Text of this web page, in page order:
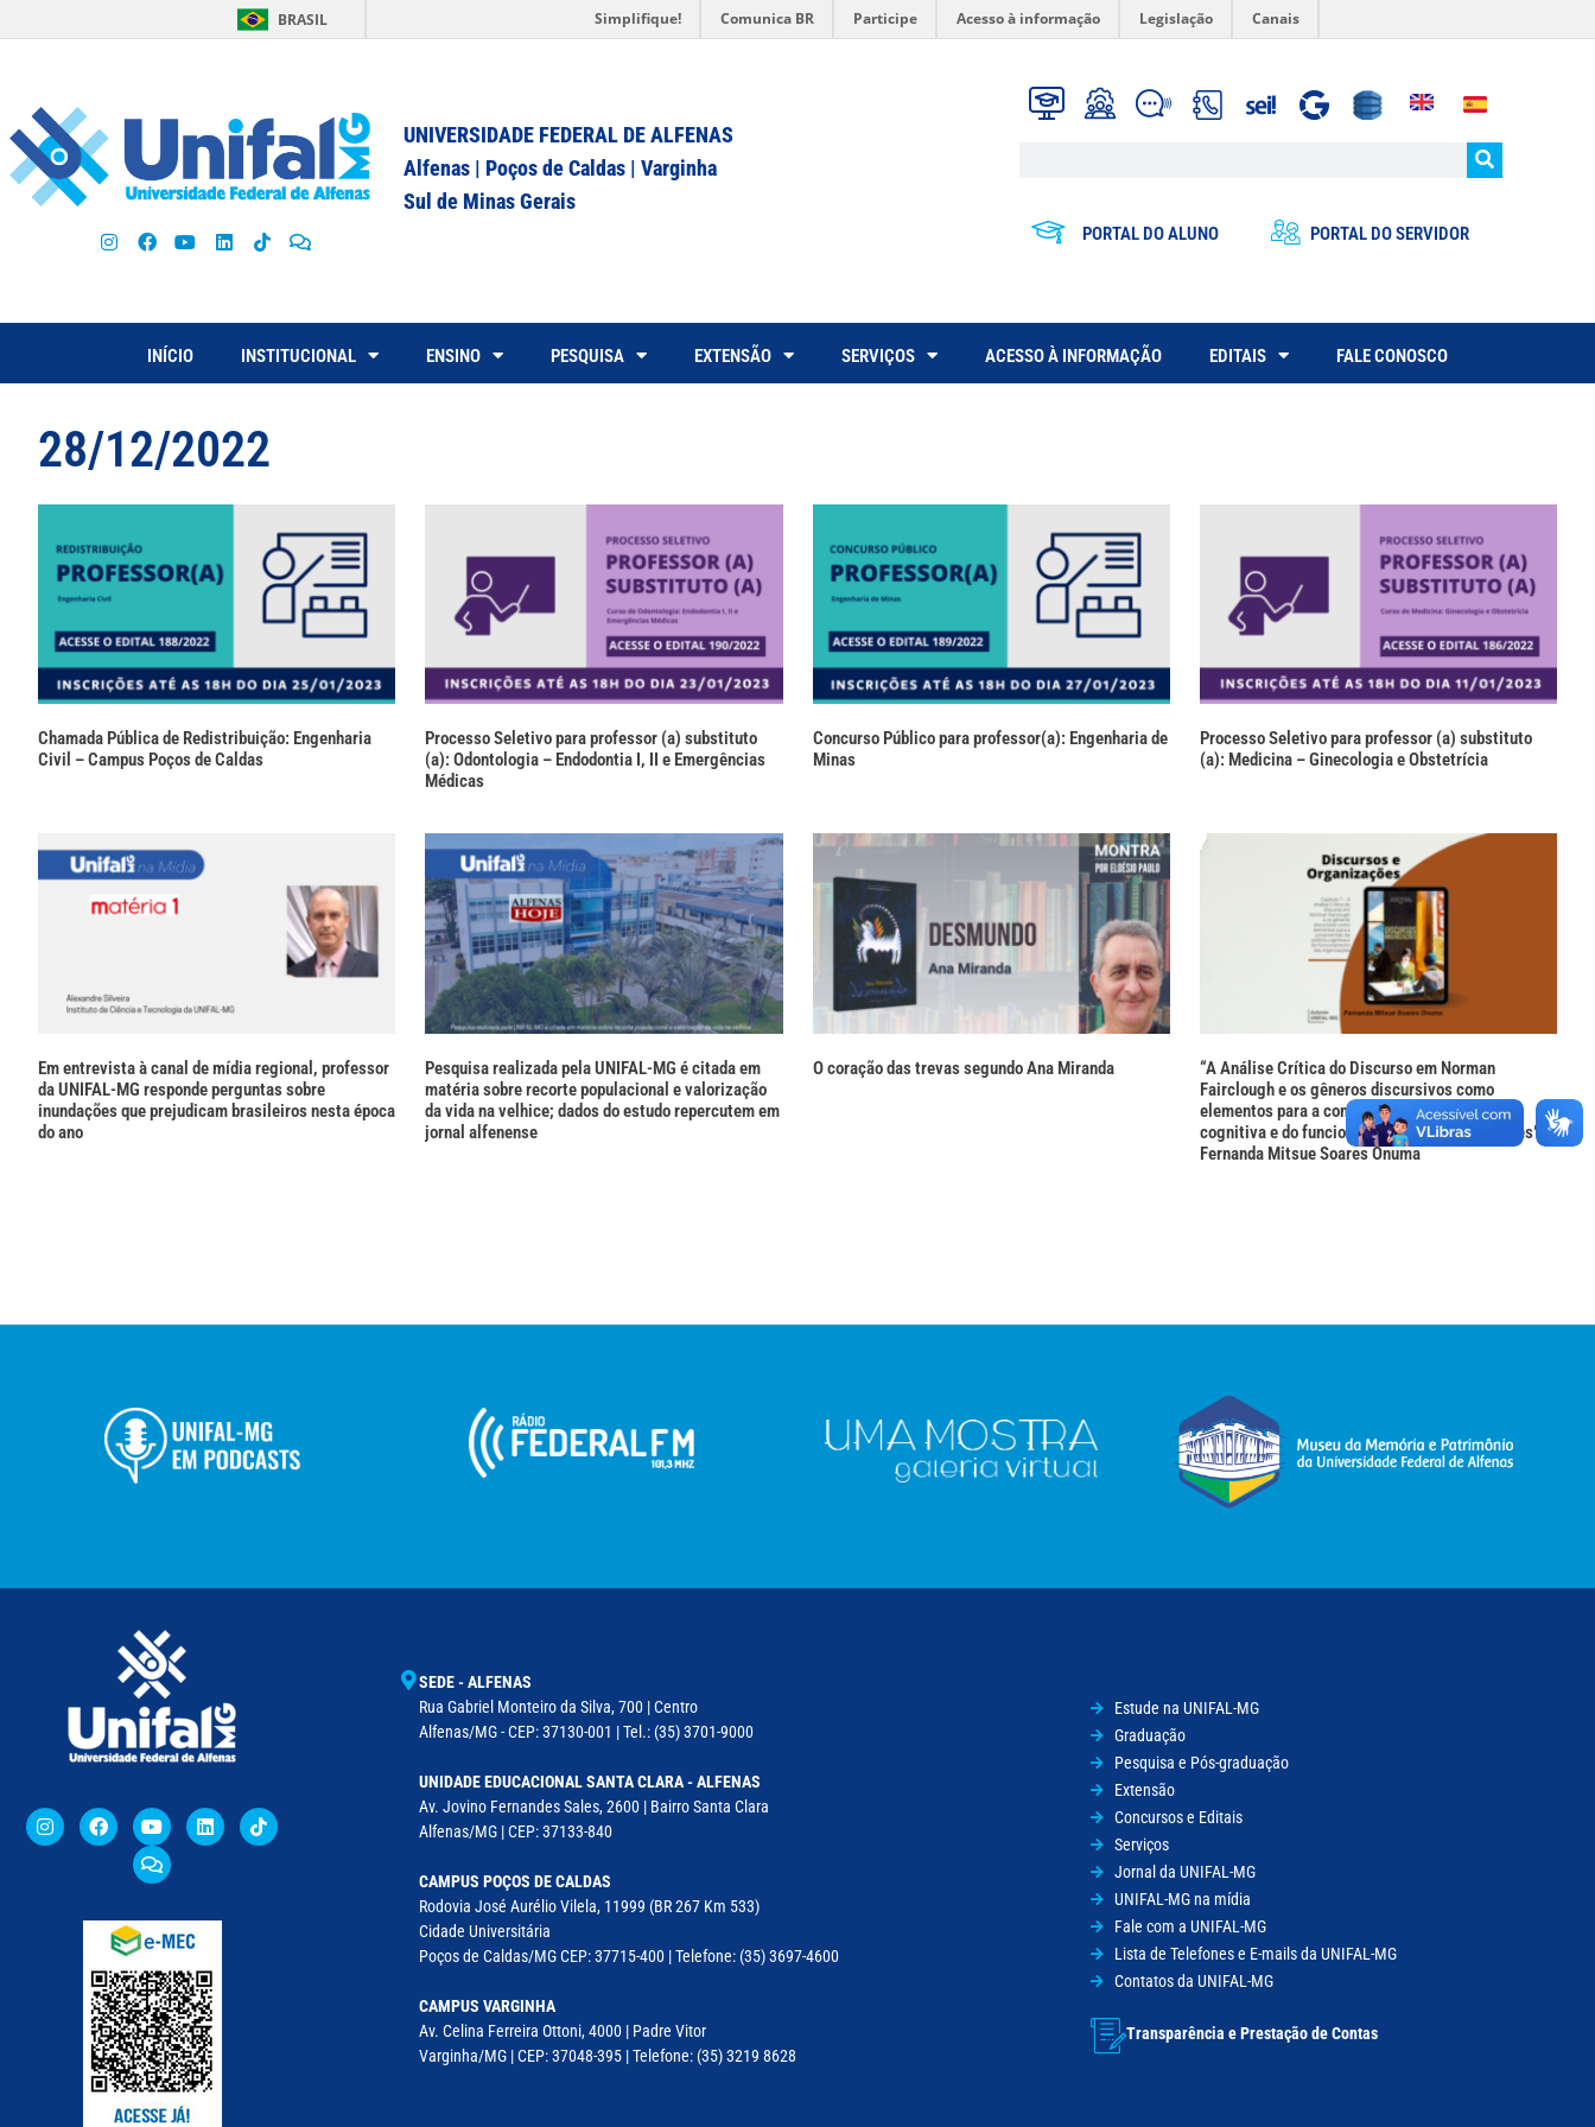
BRASIL Simplifique! Comunica BR Participe Acesso à informação Legislação Canais
UNIVERSIDADE FEDERAL DE ALFENAS
Alfenas | Poços de Caldas | Varginha
Sul de Minas Gerais
PORTAL DO ALUNO PORTAL DO SERVIDOR
INÍCIO INSTITUCIONAL ENSINO PESQUISA EXTENSÃO SERVIÇOS ACESSO À INFORMAÇÃO EDITAIS FALE CONOSCO
28/12/2022
Chamada Pública de Redistribuição: Engenharia
Civil – Campus Poços de Caldas
Processo Seletivo para professor (a) substituto
(a): Odontologia – Endodontia I, II e Emergências
Médicas
Concurso Público para professor(a): Engenharia de
Minas
Processo Seletivo para professor (a) substituto
(a): Medicina – Ginecologia e Obstetrícia
Em entrevista à canal de mídia regional, professor
da UNIFAL-MG responde perguntas sobre
inundações que prejudicam brasileiros nesta época
do ano
Pesquisa realizada pela UNIFAL-MG é citada em
matéria sobre recorte populacional e valorização
da vida na velhice; dados do estudo repercutem em
jornal alfenense
O coração das trevas segundo Ana Miranda
“A Análise Crítica do Discurso em Norman
Fairclough e os gêneros discursivos como
elementos para a compreensão da política
cognitiva e do funcionamento das organizações” –
Fernanda Mitsue Soares Onuma
SEDE - ALFENAS
Rua Gabriel Monteiro da Silva, 700 | Centro
Alfenas/MG - CEP: 37130-001 | Tel.: (35) 3701-9000
UNIDADE EDUCACIONAL SANTA CLARA - ALFENAS
Av. Jovino Fernandes Sales, 2600 | Bairro Santa Clara
Alfenas/MG | CEP: 37133-840
CAMPUS POÇOS DE CALDAS
Rodovia José Aurélio Vilela, 11999 (BR 267 Km 533)
Cidade Universitária
Poços de Caldas/MG CEP: 37715-400 | Telefone: (35) 3697-4600
CAMPUS VARGINHA
Av. Celina Ferreira Ottoni, 4000 | Padre Vitor
Varginha/MG | CEP: 37048-395 | Telefone: (35) 3219 8628
Estude na UNIFAL-MG
Graduação
Pesquisa e Pós-graduação
Extensão
Concursos e Editais
Serviços
Jornal da UNIFAL-MG
UNIFAL-MG na mídia
Fale com a UNIFAL-MG
Lista de Telefones e E-mails da UNIFAL-MG
Contatos da UNIFAL-MG
Transparência e Prestação de Contas